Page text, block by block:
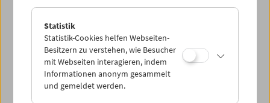
Felix Salten und das Kino
Statistik
Statistik-Cookies helfen Webseiten-
Besitzern zu verstehen, wie Besucher
mit Webseiten interagieren, indem
Informationen anonym gesammelt
und gemeldet werden.